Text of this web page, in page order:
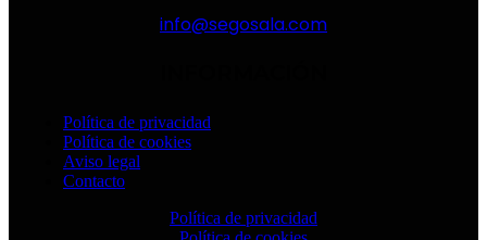
info@segosala.com
Política de privacidad
Política de cookies
Aviso legal
Contacto
Política de privacidad